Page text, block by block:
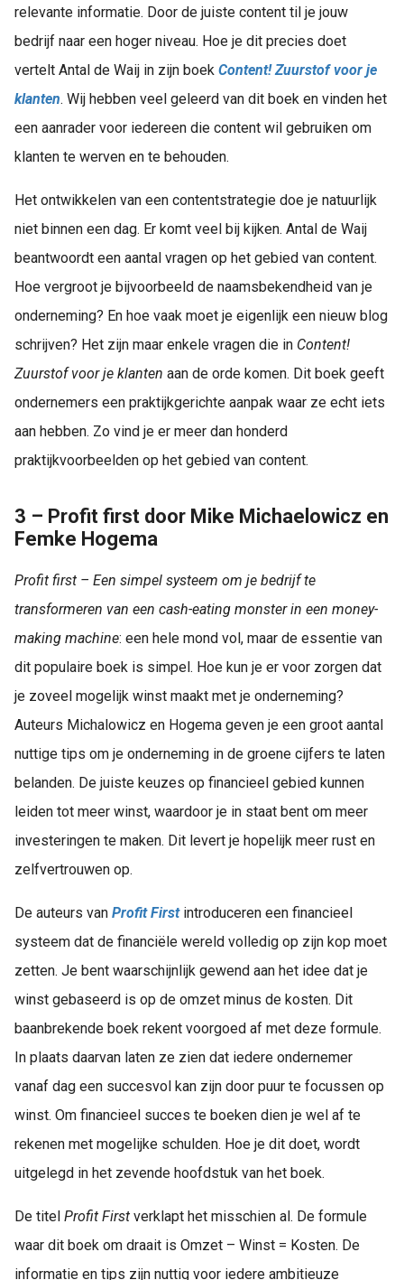
relevante informatie. Door de juiste content til je jouw
bedrijf naar een hoger niveau. Hoe je dit precies doet
vertelt Antal de Waij in zijn boek Content! Zuurstof voor je
klanten. Wij hebben veel geleerd van dit boek en vinden het
een aanrader voor iedereen die content wil gebruiken om
klanten te werven en te behouden.
Het ontwikkelen van een contentstrategie doe je natuurlijk
niet binnen een dag. Er komt veel bij kijken. Antal de Waij
beantwoordt een aantal vragen op het gebied van content.
Hoe vergroot je bijvoorbeeld de naamsbekendheid van je
onderneming? En hoe vaak moet je eigenlijk een nieuw blog
schrijven? Het zijn maar enkele vragen die in Content!
Zuurstof voor je klanten aan de orde komen. Dit boek geeft
ondernemers een praktijkgerichte aanpak waar ze echt iets
aan hebben. Zo vind je er meer dan honderd
praktijkvoorbeelden op het gebied van content.
3 – Profit first door Mike Michaelowicz en
Femke Hogema
Profit first – Een simpel systeem om je bedrijf te
transformeren van een cash-eating monster in een money-
making machine: een hele mond vol, maar de essentie van
dit populaire boek is simpel. Hoe kun je er voor zorgen dat
je zoveel mogelijk winst maakt met je onderneming?
Auteurs Michalowicz en Hogema geven je een groot aantal
nuttige tips om je onderneming in de groene cijfers te laten
belanden. De juiste keuzes op financieel gebied kunnen
leiden tot meer winst, waardoor je in staat bent om meer
investeringen te maken. Dit levert je hopelijk meer rust en
zelfvertrouwen op.
De auteurs van Profit Firstintroduceren een financieel
systeem dat de financiële wereld volledig op zijn kop moet
zetten. Je bent waarschijnlijk gewend aan het idee dat je
winst gebaseerd is op de omzet minus de kosten. Dit
baanbrekende boek rekent voorgoed af met deze formule.
In plaats daarvan laten ze zien dat iedere ondernemer
vanaf dag een succesvol kan zijn door puur te focussen op
winst. Om financieel succes te boeken dien je wel af te
rekenen met mogelijke schulden. Hoe je dit doet, wordt
uitgelegd in het zevende hoofdstuk van het boek.
De titel Profit First verklapt het misschien al. De formule
waar dit boek om draait is Omzet – Winst = Kosten. De
informatie en tips zijn nuttig voor iedere ambitieuze